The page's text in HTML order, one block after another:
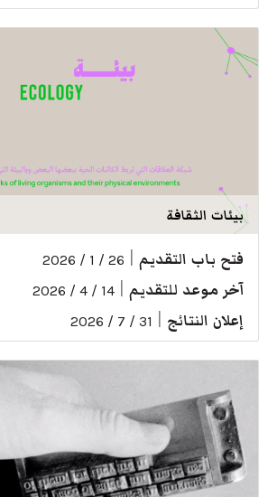
بيئات الثقافة
فتح باب التقديم 26 / 1 / 2026
آخر موعد للتقديم 14 / 4 / 2026
إعلان النتائج 31 / 7 / 2026